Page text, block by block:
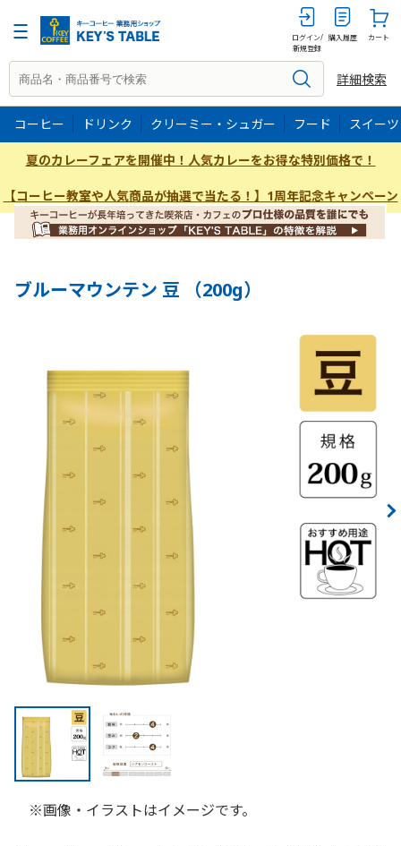
ログイン/
新規登録
購入履歴 カート
詳細検索
コーヒー ドリンク クリーミー・シュガー フード スイーツ
夏のカレーフェアを開催中！人気カレーをお得な特別価格で！
【コーヒー教室や人気商品が抽選で当たる！】1周年記念キャンペーン
ブルーマウンテン 豆 （200g）
※画像・イラストはイメージです。